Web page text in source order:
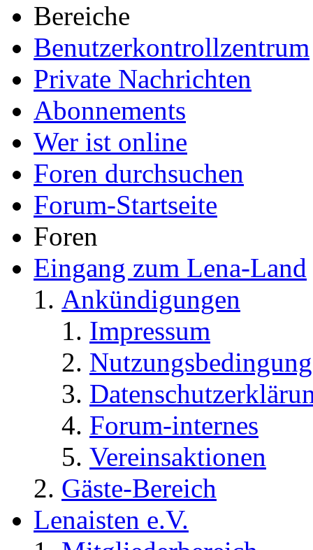
Bereiche
Benutzerkontrollzentrum
Private Nachrichten
Abonnements
Wer ist online
Foren durchsuchen
Forum-Startseite
Foren
Eingang zum Lena-Land
Ankündigungen
Impressum
Forum-internes
Vereinsaktionen
Gäste-Bereich
Lenaisten e.V.